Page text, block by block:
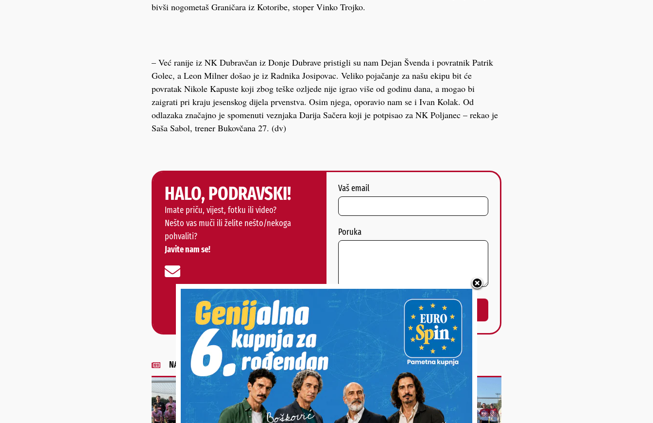
bivši nogometaš Graničara iz Kotoribe, stoper Vinko Trojko.
– Već ranije iz NK Dubravčan iz Donje Dubrave pristigli su nam Dejan Švenda i povratnik Patrik
Golec, a Leon Milner došao je iz Radnika Josipovac. Veliko pojačanje za našu ekipu bit će
povratak Nikole Kapuste koji zbog teške ozljede nije igrao više od godinu dana, a mogao bi
zaigrati pri kraju jesenskog dijela prvenstva. Osim njega, oporavio nam se i Ivan Kolak. Od
odlazaka značajno je spomenuti veznjaka Darija Sačera koji je potpisao za NK Poljanec – rekao je
Saša Sabol, trener Bukovčana 27. (dv)
HALO, PODRAVSKI!
Imate priču, vijest, fotku ili video?
Nešto vas muči ili želite nešto/nekoga
pohvaliti?
Javite nam se!
Vaš email
Poruka
POŠALJI
Alternative:
NAJNOVIJE VIJESTI